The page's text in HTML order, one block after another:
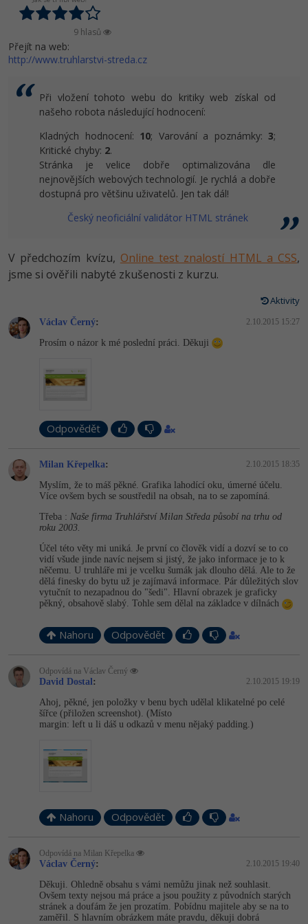
Copywriter
WordPress specialista
Algoritmy
Umělá inteligence (AI)
Pro děti
Fórum
Time management
Windows
Linux
Kybernetická bezpečnost
Elektronický podpis
Fórum
Ostatní
Fórum
Příběhy absolventů
Kariéra
Pro firmy
9 hlasů
Přejít na web:
http://www.truhlarstvi-streda.cz
Při vložení tohoto webu do kritiky web získal od
našeho robota následující hodnocení:
Kladných hodnocení: 10; Varování a poznámky: 3;
Kritické chyby: 2.
Stránka je velice dobře optimalizována dle
nejnovějších webových technologií. Je rychlá a dobře
dostupná pro většinu uživatelů. Jen tak dál!
Český neoficiální validátor HTML stránek
V předchozím kvízu, Online test znalostí HTML a CSS,
jsme si ověřili nabyté zkušenosti z kurzu.
Aktivity
Václav Černý: 2.10.2015 15:27
Prosím o názor k mé poslední práci. Děkuji
Odpovědět
Milan Křepelka: 2.10.2015 18:35
Myslím, že to máš pěkné. Grafika lahodící oku, úmerné účelu.
Více ovšem bych se soustředil na obsah, na to se zapomíná.
Třeba : Naše firma Truhlářství Milan Středa působí na trhu od
roku 2003.
Účel této věty mi uniká. Je první co člověk vidí a dozví se to co
vidí všude jinde navíc nejsem si jistý, že jako informace je to k
něčemu. U truhláře mi je vcelku šumák jak dlouho dělá. Ale to že
dělá finesky do bytu už je zajímavá informace. Pár důležitých slov
vytučnít to nezapadnou do "šedi". Hlavní obrazek je graficky
pěkný, obsahově slabý. Tohle sem dělal na základce v dílnách
Nahoru Odpovědět
Odpovídá na Václav Černý
David Dostal: 2.10.2015 19:19
Ahoj, pěkné, jen položky v benu bych udělal klikatelné po celé
šířce (přiložen screenshot). (Místo
margin: left u li dáš u odkazů v menu nějaký padding.)
Nahoru Odpovědět
Odpovídá na Milan Křepelka
Václav Černý: 2.10.2015 19:40
Děkuji. Ohledně obsahu s vámi nemůžu jinak než souhlasit.
Ovšem texty nejsou má práce a jsou použity z původních starých
stránek a doufám že jen prozatím. Pobídnu majitele aby se na to
zaměřil. S hlavním obrázkem máte pravdu, děkuji dobrá